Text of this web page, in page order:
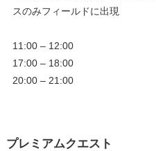
スのみフィールドに出現
11:00 – 12:00
17:00 – 18:00
20:00 – 21:00
プレミアムクエスト